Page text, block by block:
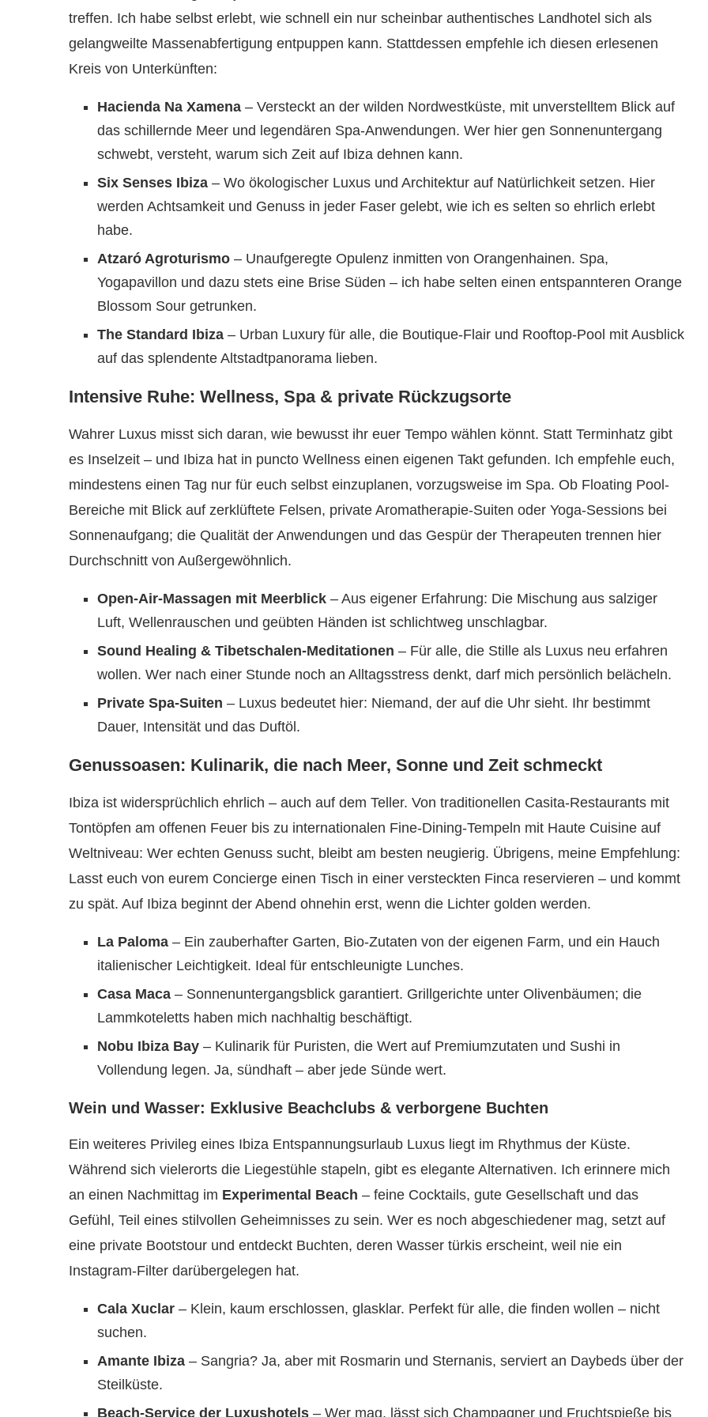
treffen. Ich habe selbst erlebt, wie schnell ein nur scheinbar authentisches Landhotel sich als
gelangweilte Massenabfertigung entpuppen kann. Stattdessen empfehle ich diesen erlesenen
Kreis von Unterkünften:
Hacienda Na Xamena – Versteckt an der wilden Nordwestküste, mit unverstelltem Blick auf
das schillernde Meer und legendären Spa-Anwendungen. Wer hier gen Sonnenuntergang
schwebt, versteht, warum sich Zeit auf Ibiza dehnen kann.
Six Senses Ibiza – Wo ökologischer Luxus und Architektur auf Natürlichkeit setzen. Hier
werden Achtsamkeit und Genuss in jeder Faser gelebt, wie ich es selten so ehrlich erlebt
habe.
Atzaró Agroturismo – Unaufgeregte Opulenz inmitten von Orangenhainen. Spa,
Yogapavillon und dazu stets eine Brise Süden – ich habe selten einen entspannteren Orange
Blossom Sour getrunken.
The Standard Ibiza – Urban Luxury für alle, die Boutique-Flair und Rooftop-Pool mit Ausblick
auf das splendente Altstadtpanorama lieben.
Intensive Ruhe: Wellness, Spa & private Rückzugsorte
Wahrer Luxus misst sich daran, wie bewusst ihr euer Tempo wählen könnt. Statt Terminhatz gibt
es Inselzeit – und Ibiza hat in puncto Wellness einen eigenen Takt gefunden. Ich empfehle euch,
mindestens einen Tag nur für euch selbst einzuplanen, vorzugsweise im Spa. Ob Floating Pool-
Bereiche mit Blick auf zerklüftete Felsen, private Aromatherapie-Suiten oder Yoga-Sessions bei
Sonnenaufgang; die Qualität der Anwendungen und das Gespür der Therapeuten trennen hier
Durchschnitt von Außergewöhnlich.
Open-Air-Massagen mit Meerblick – Aus eigener Erfahrung: Die Mischung aus salziger
Luft, Wellenrauschen und geübten Händen ist schlichtweg unschlagbar.
Sound Healing & Tibetschalen-Meditationen – Für alle, die Stille als Luxus neu erfahren
wollen. Wer nach einer Stunde noch an Alltagsstress denkt, darf mich persönlich belächeln.
Private Spa-Suiten – Luxus bedeutet hier: Niemand, der auf die Uhr sieht. Ihr bestimmt
Dauer, Intensität und das Duftöl.
Genussoasen: Kulinarik, die nach Meer, Sonne und Zeit schmeckt
Ibiza ist widersprüchlich ehrlich – auch auf dem Teller. Von traditionellen Casita-Restaurants mit
Tontöpfen am offenen Feuer bis zu internationalen Fine-Dining-Tempeln mit Haute Cuisine auf
Weltniveau: Wer echten Genuss sucht, bleibt am besten neugierig. Übrigens, meine Empfehlung:
Lasst euch von eurem Concierge einen Tisch in einer versteckten Finca reservieren – und kommt
zu spät. Auf Ibiza beginnt der Abend ohnehin erst, wenn die Lichter golden werden.
La Paloma – Ein zauberhafter Garten, Bio-Zutaten von der eigenen Farm, und ein Hauch
italienischer Leichtigkeit. Ideal für entschleunigte Lunches.
Casa Maca – Sonnenuntergangsblick garantiert. Grillgerichte unter Olivenbäumen; die
Lammkoteletts haben mich nachhaltig beschäftigt.
Nobu Ibiza Bay – Kulinarik für Puristen, die Wert auf Premiumzutaten und Sushi in
Vollendung legen. Ja, sündhaft – aber jede Sünde wert.
Wein und Wasser: Exklusive Beachclubs & verborgene Buchten
Ein weiteres Privileg eines Ibiza Entspannungsurlaub Luxus liegt im Rhythmus der Küste.
Während sich vielerorts die Liegestühle stapeln, gibt es elegante Alternativen. Ich erinnere mich
an einen Nachmittag im Experimental Beach – feine Cocktails, gute Gesellschaft und das
Gefühl, Teil eines stilvollen Geheimnisses zu sein. Wer es noch abgeschiedener mag, setzt auf
eine private Bootstour und entdeckt Buchten, deren Wasser türkis erscheint, weil nie ein
Instagram-Filter darübergelegen hat.
Cala Xuclar – Klein, kaum erschlossen, glasklar. Perfekt für alle, die finden wollen – nicht
suchen.
Amante Ibiza – Sangria? Ja, aber mit Rosmarin und Sternanis, serviert an Daybeds über der
Steilküste.
Beach-Service der Luxushotels – Wer mag, lässt sich Champagner und Fruchtspieße bis